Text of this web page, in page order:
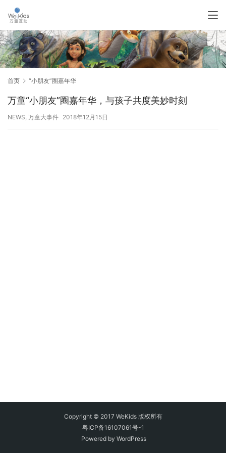
首页 “小朋友”圈嘉年华
万童“小朋友”圈嘉年华，与孩子共度美妙时刻
NEWS 万童大事件 2018年12月15日
Copyright © 2017 WeKids 版权所有
粤ICP备16107061号-1
Powered by WordPress